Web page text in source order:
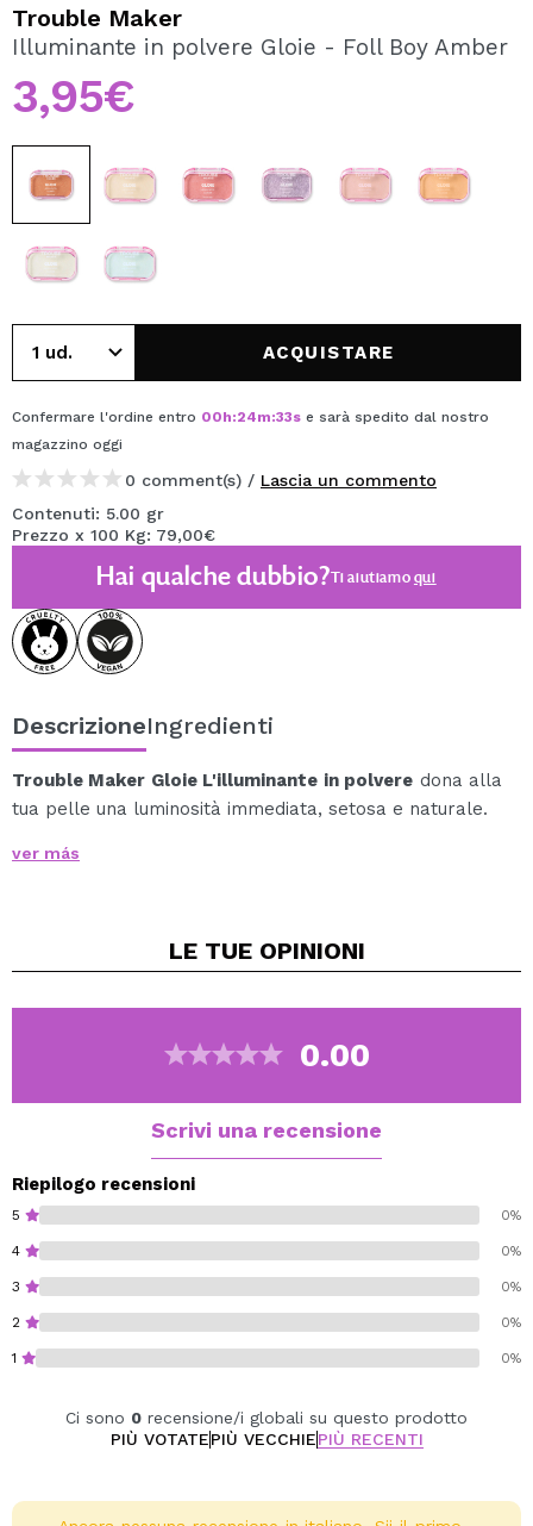
Creando un account su Maquibeauty.it potrai fare i tuoi
acquisti velocemente, controllare lo stato dei tuoi ordini e
consultare le tue operazioni precedenti.
CREARE UN ACCOUNT
Trouble Maker
Illuminante in polvere Gloie - Foll Boy Amber
3,95€
ACQUISTARE
Confermare l'ordine entro 00h:24m:32s e sarà spedito dal nostro
magazzino oggi
0 comment(s) / Lascia un commento
Contenuti: 5.00 gr
Prezzo x 100 Kg: 79,00€
Hai qualche dubbio?Ti aiutiamoqui
DescrizioneIngredienti
Trouble Maker Gloie L'illuminante in polvere dona alla
tua pelle una luminosità immediata, setosa e naturale.
perfettamente con la pelle o con il trucco, lasciando un
regolare l'intensità del riflesso, da un sottile alone di
stacchi o perda colore nel corso della giornata.
ponte del naso per mettere in risalto i lineamenti e
Lucentezza morbida e radiosa con una finitura
naturale.
Texture in polvere ultra fine, facile da sfumare.
Copertura modulabile: da sottile a intensa.
Ideale per viso e corpo.
sensazione di pesantezza.
ver más
LE TUE OPINIONI
0.00
Scrivi una recensione
Riepilogo recensioni
5 0%
4 0%
3 0%
2 0%
1 0%
Ci sono 0 recensione/i globali su questo prodotto
PIÙ VOTATEPIÙ VECCHIEPIÙ RECENTI